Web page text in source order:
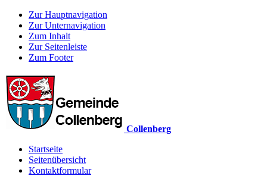
Zur Hauptnavigation
Zur Unternavigation
Zum Inhalt
Zur Seitenleiste
Zum Footer
Collenberg
Startseite
Seitenübersicht
Kontaktformular